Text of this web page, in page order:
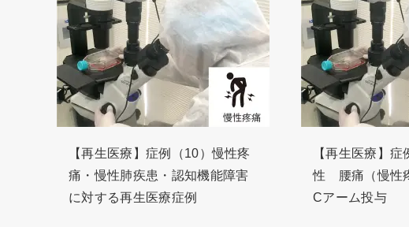
【再生医療】症例（10）慢性疼
痛・慢性肺疾患・認知機能障害
に対する再生医療症例
【再生医療】
性 腰痛（慢性
Cアーム投与